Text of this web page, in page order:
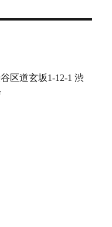
区道玄坂1-12-1 渋